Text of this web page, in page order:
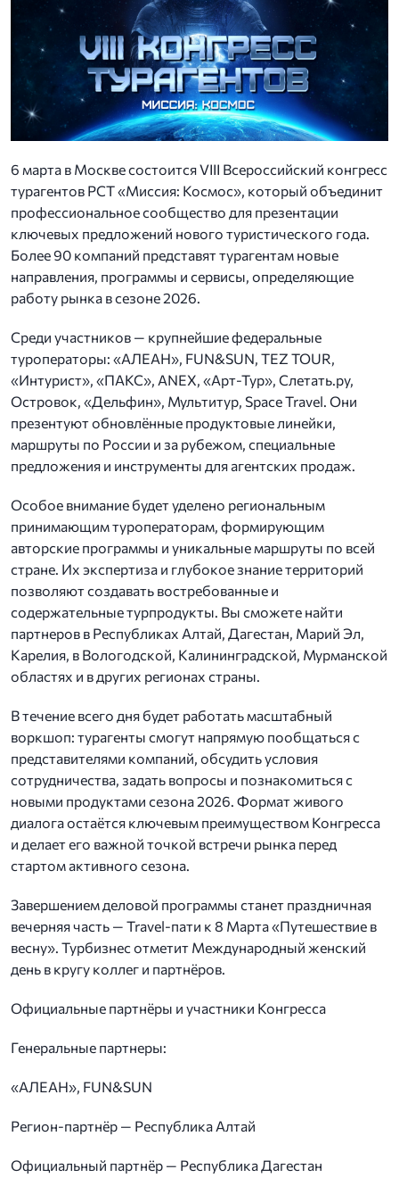
6 марта в Москве состоится VIII Всероссийский конгресс
турагентов РСТ «Миссия: Космос», который объединит
профессиональное сообщество для презентации
ключевых предложений нового туристического года.
Более 90 компаний представят турагентам новые
направления, программы и сервисы, определяющие
работу рынка в сезоне 2026.
Среди участников — крупнейшие федеральные
туроператоры: «АЛЕАН», FUN&SUN, TEZ TOUR,
«Интурист», «ПАКС», ANEX, «Арт-Тур», Слетать.ру,
Островок, «Дельфин», Мультитур, Space Travel. Они
презентуют обновлённые продуктовые линейки,
маршруты по России и за рубежом, специальные
предложения и инструменты для агентских продаж.
Особое внимание будет уделено региональным
принимающим туроператорам, формирующим
авторские программы и уникальные маршруты по всей
стране. Их экспертиза и глубокое знание территорий
позволяют создавать востребованные и
содержательные турпродукты. Вы сможете найти
партнеров в Республиках Алтай, Дагестан, Марий Эл,
Карелия, в Вологодской, Калининградской, Мурманской
областях и в других регионах страны.
В течение всего дня будет работать масштабный
воркшоп: турагенты смогут напрямую пообщаться с
представителями компаний, обсудить условия
сотрудничества, задать вопросы и познакомиться с
новыми продуктами сезона 2026. Формат живого
диалога остаётся ключевым преимуществом Конгресса
и делает его важной точкой встречи рынка перед
стартом активного сезона.
Завершением деловой программы станет праздничная
вечерняя часть — Travel-пати к 8 Марта «Путешествие в
весну». Турбизнес отметит Международный женский
день в кругу коллег и партнёров.
Официальные партнёры и участники Конгресса
Генеральные партнеры:
«АЛЕАН», FUN&SUN
Регион-партнёр — Республика Алтай
Официальный партнёр — Республика Дагестан